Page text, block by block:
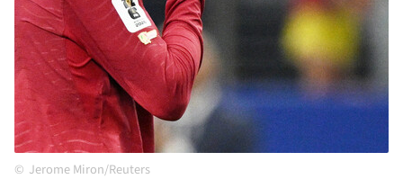
Jerome Miron/Reuters